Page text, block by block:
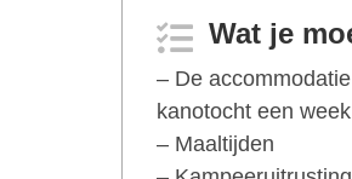
Wat je
– De
kanotocht een
– Maaltijden